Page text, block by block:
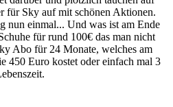
für Sky auf mit schönen Aktionen.
nun einmal... Und was ist am Ende
für rund 100€ das man nicht
Abo für 24 Monate, welches am
450 Euro kostet oder einfach mal 3